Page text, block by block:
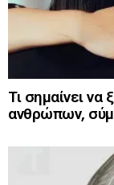
Τι σημαίνει
ανθρώπων,